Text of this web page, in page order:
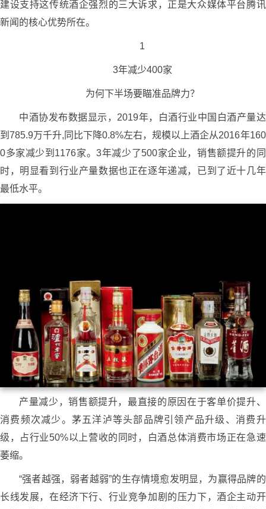
建设支持这传统酒企强烈的三大诉求，正是大众媒体平台腾讯
新闻的核心优势所在。
1
3年减少400家
为何下半场要瞄准品牌力？
中酒协发布数据显示，2019年，白酒行业中国白酒产量达
到785.9万千升,同比下降0.8%左右，规模以上酒企从2016年160
0多家减少到1176家。3年减少了500家企业，销售额提升的同
时，明显看到行业产量数据也正在逐年递减，已到了近十几年
最低水平。
产量减少，销售额提升，最直接的原因在于客单价提升、
消费频次减少。茅五洋泸等头部品牌引领产品升级、消费升
级，占行业50%以上营收的同时，白酒总体消费市场正在急速
萎缩。
“强者越强，弱者越弱”的生存情境愈发明显，为赢得品牌的
长线发展，在经济下行、行业竞争加剧的压力下，酒企主动开